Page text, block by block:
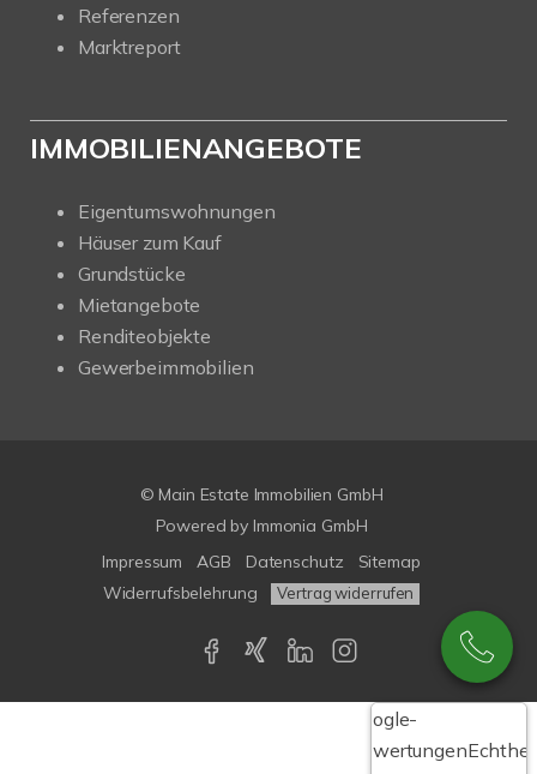
Referenzen
Marktreport
IMMOBILIENANGEBOTE
Eigentumswohnungen
Häuser zum Kauf
Grundstücke
Mietangebote
Renditeobjekte
Gewerbeimmobilien
© Main Estate Immobilien GmbH
Powered by Immonia GmbH
Impressum
AGB Datenschutz
Sitemap
Widerrufsbelehrung
Vertrag widerrufen
Google-
Bewertungen